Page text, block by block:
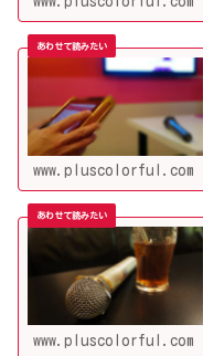
www.pluscolorful.com
www.pluscolorful.com